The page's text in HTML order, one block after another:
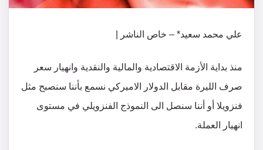
علي محمد سعيد* – خاص الناشر |
منذ بداية الأزمة الاقتصادية والمالية والنقدية وانهيار سعر
صرف الليرة مقابل الدولار الاميركي نسمع بأننا سنصبح مثل
فنزويلا أو أننا سنصل الى النموذج الفنزويلي في مستوى
انهيار العملة.